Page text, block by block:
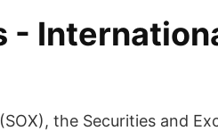
-
the Securities and